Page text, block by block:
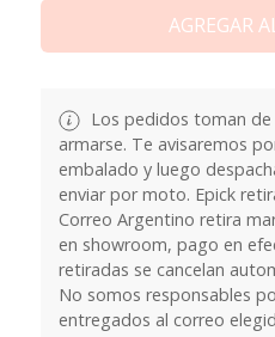
AGREGAR
Los pedidos toman de
armarse. Te avisaremos
embalado y luego
enviar por moto. Epick
Correo Argentino retira
en showroom, pago en
retiradas se cancelan
No somos responsables
entregados al correo